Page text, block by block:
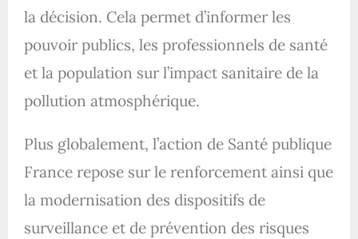
la décision. Cela permet d’informer les
pouvoir publics, les professionnels de santé
et la population sur l’impact sanitaire de la
pollution atmosphérique.
Plus globalement, l’action de Santé publique
France repose sur le renforcement ainsi que
la modernisation des dispositifs de
surveillance et de prévention des risques